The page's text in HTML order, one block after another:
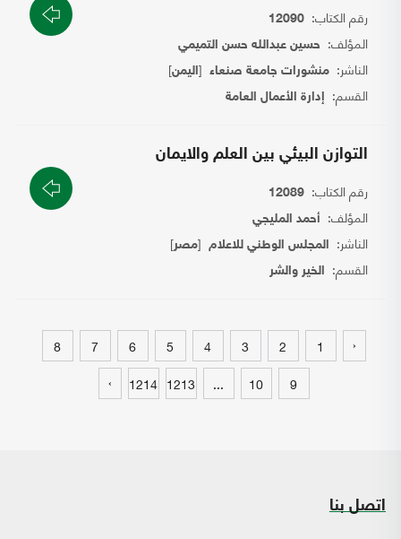
رقم الكتاب: 12090
المؤلف: حسين عبدالله حسن التميمي
الناشر: منشورات جامعة صنعاء [اليمن]
القسم: إدارة الأعمال العامة
التوازن البيئي بين العلم والايمان
رقم الكتاب: 12089
المؤلف: أحمد المليجي
الناشر: المجلس الوطني للاعلام [مصر]
القسم: الخير والشر
‹
1
2
3
4
5
6
7
8
9
10
...
1213
1214
›
اتصل بنا